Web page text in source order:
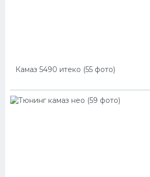
Камаз 5490 итеко (55 фото)